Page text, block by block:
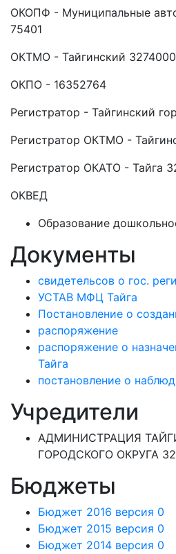
ОКОПФ - Муниципальные
75401
ОКТМО - Тайгинский
ОКПО - 16352764
Регистратор - Тайгинский
Регистратор ОКТМО -
Регистратор ОКАТО - Тайга
ОКВЕД
Образование
Документы
свидетельсов о гос.
УСТАВ МФЦ Тайга
Постановление о
распоряжение
распоряжение о
Тайга
постановление о
Учредители
АДМИНИСТРАЦИЯ
ГОРОДСКОГО ОКРУГА
Бюджеты
Бюджет 2016 версия 0
Бюджет 2015 версия 0
Бюджет 2014 версия 0